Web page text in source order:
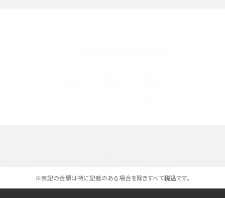
高校生にスマホ制限は必要？所持率やメリット・デメリットを詳しく紹介
※表記の金額は特に記載のある場合を除きすべて税込です。